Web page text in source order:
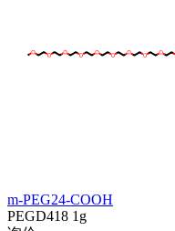
m-PEG24-COOH
PEGD418 1g